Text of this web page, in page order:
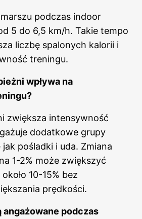
podczas indoor
5 do 6,5 km/h. Takie tempo
liczbę spalonych kalorii i
treningu.
wpływa na
zwiększa intensywność
dodatkowe grupy
pośladki i uda. Zmiana
1-2% może zwiększyć
około 10-15% bez
prędkości.
angażowane podczas